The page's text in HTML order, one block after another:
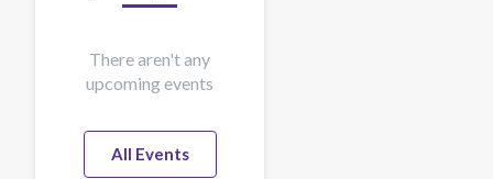
There aren't any
upcoming events
All Events